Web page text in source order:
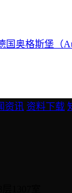
奥格斯堡（
资讯 资料下载